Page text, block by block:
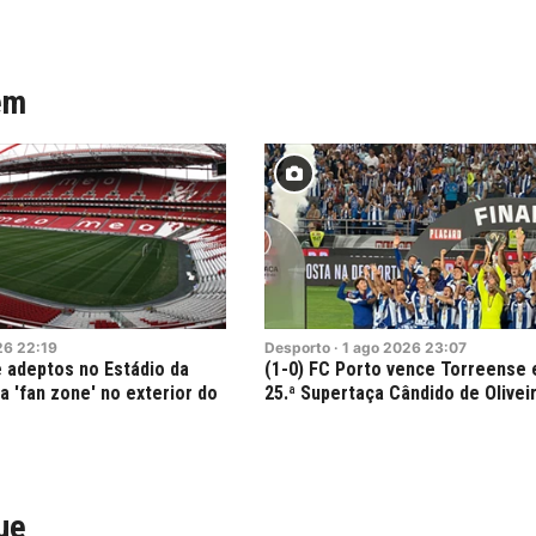
22:19
no Estádio da
'fan zone' no exterior do
Desporto · 1 ago 2026 23:07
(1-0) FC Porto vence Torreense
25.ª Supertaça Cândido de